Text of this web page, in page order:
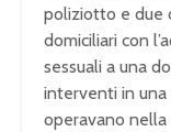
poliziotto e due
domiciliari con
sessuali a una
interventi in una
operavano nella